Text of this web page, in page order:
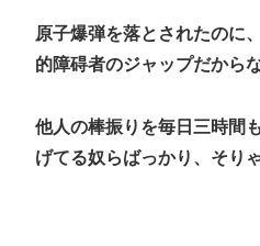
原子爆弾を落とされたのに
的障碍者のジャップだからな
他人の棒振りを毎日三時間
げてる奴らばっかり、そり